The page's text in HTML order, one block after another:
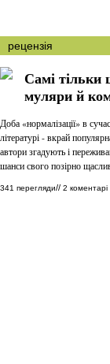
рецензія
Самі тільки
муляри й
Доба «нормалізації» в
літературі - вкрай
автори згадують і
шанси свого позірно
341 перегляди// 2 коментарі